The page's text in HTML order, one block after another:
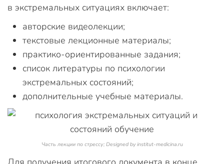
в экстремальных ситуациях включает:
авторские видеолекции;
текстовые лекционные материалы;
практико-ориентированные задания;
список литературы по психологии
экстремальных состояний;
дополнительные учебные материалы.
Часть лекции по стрессу; Designed by institut-medicina.ru